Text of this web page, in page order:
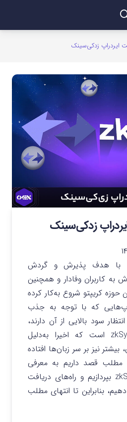
ایردراپ زدکی‌سینک
زدکی‌سینک
با هدف پذیرش و گردش
به کاربران وفادار و همچنین
حوزه کریپتو شروع به‌کار کرده‌
که با توجه به جذب
سود بالایی از آن دارند،
ایردراپ احتمالی zkSync است که اخیرا به‌دلیل
بیشتر نیز بر سر زبان‌ها افتاده
مطلب قصد داریم به معرفی
ایردراپ احتمالی zkSync بپردازیم و راه‌های دریافت
بنابراین تا انتهای مطلب